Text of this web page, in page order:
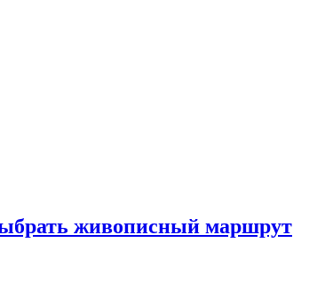
живописный маршрут